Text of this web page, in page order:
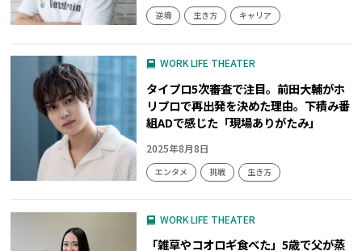
逆境 生き方 キャリア
WORK LIFE THEATER
タイプロ5次審査で注目。前田大輔がホ
リプロで再出発を決めた理由。下積み番
組ADで感じた「現場ありがたみ」
2025年8月8日
エンタメ 挑戦 生き方
WORK LIFE THEATER
「雑草やコオロギ食べた」5歳で父が蒸